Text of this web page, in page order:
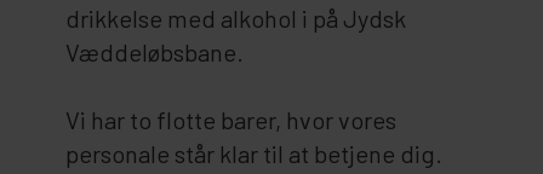
drikkelse med alkohol i på Jydsk
Væddeløbsbane.
Vi har to flotte barer, hvor vores
personale står klar til at betjene dig.